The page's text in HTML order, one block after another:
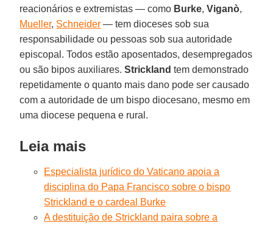
reacionários e extremistas — como Burke,Viganò,
Mueller, Schneider — tem dioceses sob sua
responsabilidade ou pessoas sob sua autoridade
episcopal. Todos estão aposentados, desempregados
ou são bipos auxiliares.Strickland tem demonstrado
repetidamente o quanto mais dano pode ser causado
com a autoridade de um bispo diocesano, mesmo em
uma diocese pequena e rural.
Leia mais
Especialista jurídico do Vaticano apoia a
disciplina do Papa Francisco sobre o bispo
Strickland e o cardeal Burke
A destituição de Strickland paira sobre a